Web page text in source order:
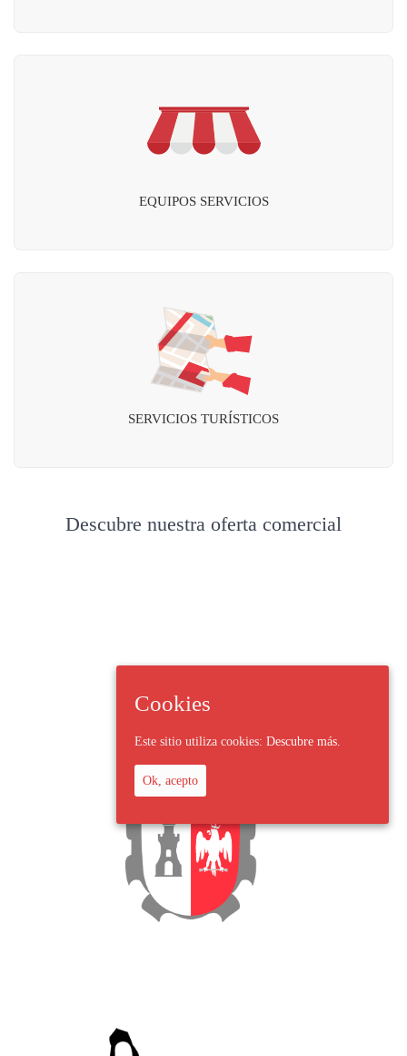
EQUIPOS SERVICIOS
SERVICIOS TURÍSTICOS
Descubre nuestra oferta comercial
Cookies
Este sitio utiliza cookies: Descubre más.
Ok, acepto